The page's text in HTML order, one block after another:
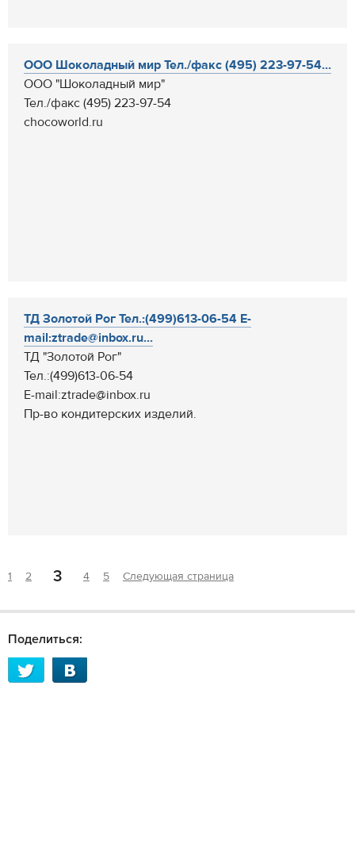
ООО Шоколадный мир Тел./факс (495) 223-97-54...
ООО "Шоколадный мир"
Тел./факс (495) 223-97-54
chocoworld.ru
ТД Золотой Рог Тел.:(499)613-06-54 E-
mail:ztrade@inbox.ru...
ТД "Золотой Рог"
Тел.:(499)613-06-54
E-mail:ztrade@inbox.ru
Пр-во кондитерских изделий.
1 2 3 4 5 Следующая страница
Поделиться: